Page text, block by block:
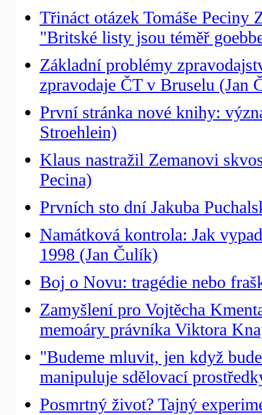
Třináct otázek Tomáše Peciny
"Britské listy jsou téměř
Základní problémy
zpravodaje ČT v Bruselu (Jan
První stránka nové knihy:
Stroehlein)
Klaus nastražil Zemanovi
Pecina)
Prvních sto dní Jakuba
Namátková kontrola: Jak
1998 (Jan Čulík)
Boj o Novu: tragédie nebo
Zamyšlení pro Vojtěcha
memoáry právníka Viktora
"Budeme mluvit, jen když
manipuluje sdělovací
Posmrtný život? Tajný